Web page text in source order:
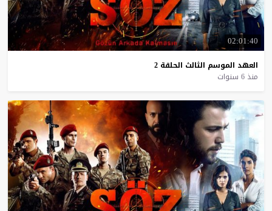
02:01:40
العهد الموسم الثالث الحلقة 2
منذ 6 سنوات